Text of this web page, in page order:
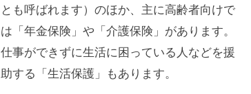
とも呼ばれます）のほか、主に高齢者向けで
は「年金保険」や「介護保険」があります。
仕事ができずに生活に困っている人などを援
助する「生活保護」もあります。